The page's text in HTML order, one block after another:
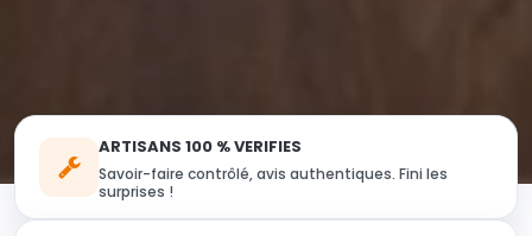
ARTISANS 100 % VERIFIES
Savoir-faire contrôlé, avis authentiques. Fini les
surprises !